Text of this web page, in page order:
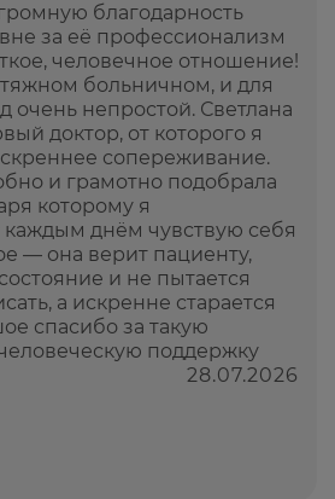
благодарность
за её профессионализм
человечное отношение!
больничном, и для
очень непростой. Светлана
доктор, от которого я
сопереживание.
и грамотно подобрала
которому я
каждым днём чувствую себя
— она верит пациенту,
и не пытается
а искренне старается
спасибо за такую
поддержку
28.07.2026